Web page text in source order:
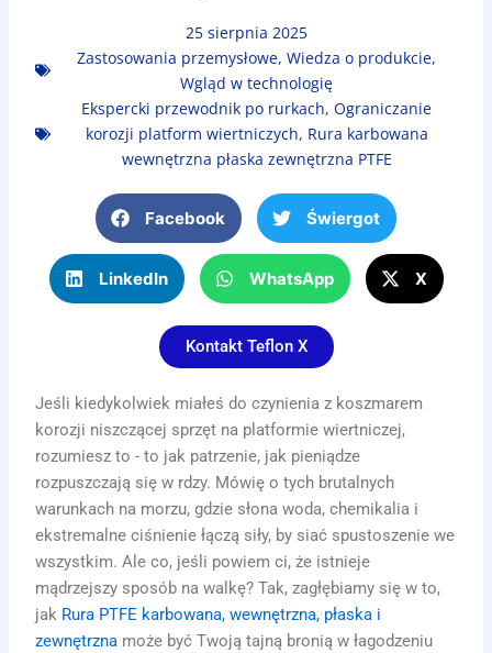
25 sierpnia 2025
Zastosowania przemysłowe, Wiedza o produkcie,
Wgląd w technologię
Ekspercki przewodnik po rurkach, Ograniczanie
korozji platform wiertniczych, Rura karbowana
wewnętrzna płaska zewnętrzna PTFE
Facebook Świergot
LinkedIn WhatsApp X
Kontakt Teflon X
Jeśli kiedykolwiek miałeś do czynienia z koszmarem
korozji niszczącej sprzęt na platformie wiertniczej,
rozumiesz to - to jak patrzenie, jak pieniądze
rozpuszczają się w rdzy. Mówię o tych brutalnych
warunkach na morzu, gdzie słona woda, chemikalia i
ekstremalne ciśnienie łączą siły, by siać spustoszenie we
wszystkim. Ale co, jeśli powiem ci, że istnieje
mądrzejszy sposób na walkę? Tak, zagłębiamy się w to,
jak Rura PTFE karbowana, wewnętrzna, płaska i
zewnętrzna może być Twoją tajną bronią w łagodzeniu